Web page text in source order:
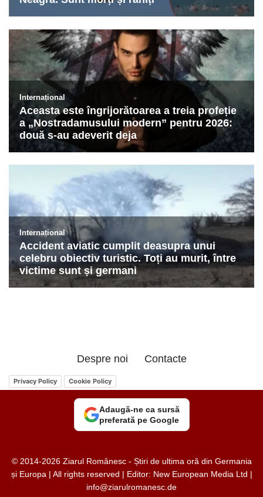
Despre noi Contacte
Privacy Policy Cookie Policy
Adaugă-ne ca sursă
preferată pe Google
© 2014-2026 Ziarul Românesc - Știri de ultima oră din Germania
și Europa | All rights reserved | Editor: New European Media Ltd |
info@ziarulromanesc.de